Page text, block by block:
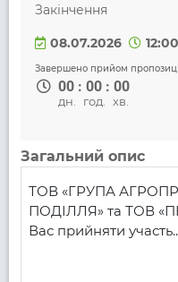
Закінчення
08.07.2026 12:00
Завершено прийом
00 : 00 : 00
дн. год. хв.
Загальний опис
ТОВ «ГРУПА
ПОДІЛЛЯ» та ТОВ
Вас прийняти